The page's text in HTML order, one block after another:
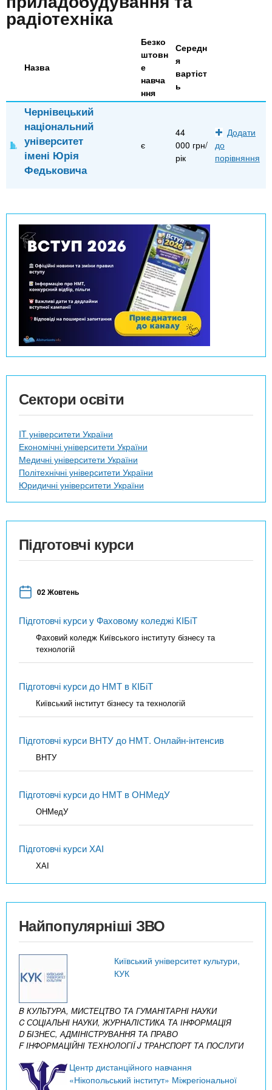
n
t
.
i
n
f
o
и
х
Онлайн курси
За кордоном
радіотехніка
Назва
Безко
штовн
е
навча
ння
Середн
я
вартіст
ь
Чернівецький
національний
університет
імені Юрія
Федьковича
є
44
000 грн/
рік
Додати
до
порівняння
Сектори освіти
IT університети України
Економічні університети України
Медичні університети України
Політехнічні університети України
Юридичні університети України
Підготовчі курси
02 Жовтень
Підготовчі курси у Фаховому коледжі КІБіТ
Фаховий коледж Київського інституту бізнесу та
технологій
Підготовчі курси до НМТ в КІБіТ
Київський інститут бізнесу та технологій
Підготовчі курси ВНТУ до НМТ. Онлайн-інтенсив
ВНТУ
Підготовчі курси до НМТ в ОНМедУ
ОНМедУ
Підготовчі курси ХАІ
ХАІ
Найпопулярніші ЗВО
Київський університет культури,
КУК
B КУЛЬТУРА, МИСТЕЦТВО ТА ГУМАНІТАРНІ НАУКИ
C СОЦІАЛЬНІ НАУКИ, ЖУРНАЛІСТИКА ТА ІНФОРМАЦІЯ
D БІЗНЕС, АДМІНІСТРУВАННЯ ТА ПРАВО
F ІНФОРМАЦІЙНІ ТЕХНОЛОГІЇJ ТРАНСПОРТ ТА ПОСЛУГИ
Центр дистанційного навчання
«Нікопольський інститут» Міжрегіональної